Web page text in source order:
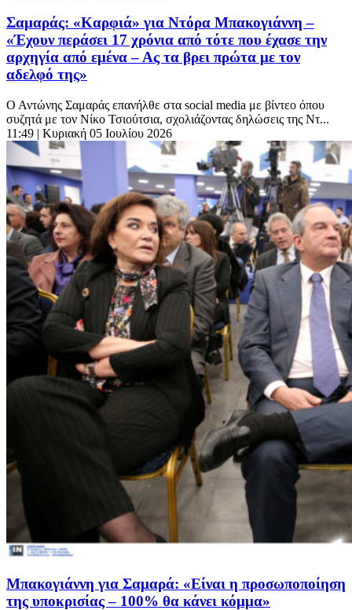
Σαμαράς: «Καρφιά» για Ντόρα Μπακογιάννη –
«Έχουν περάσει 17 χρόνια από τότε που έχασε την
αρχηγία από εμένα – Ας τα βρει πρώτα με τον
αδελφό της»
Ο Αντώνης Σαμαράς επανήλθε στα social media με βίντεο όπου
συζητά με τον Νίκο Τσιούτσια, σχολιάζοντας δηλώσεις της Ντ...
11:49 | Κυριακή 05 Ιουλίου 2026
Μπακογιάννη για Σαμαρά: «Είναι η προσωποποίηση
της υποκρισίας – 100% θα κάνει κόμμα»